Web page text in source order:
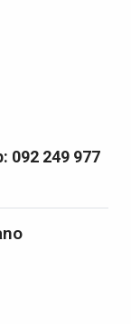
092 249 977